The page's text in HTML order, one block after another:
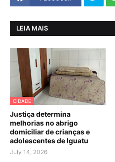
LEIA MAIS
CIDADE
Justiça determina
melhorias no abrigo
domiciliar de crianças e
adolescentes de Iguatu
July 14, 2026